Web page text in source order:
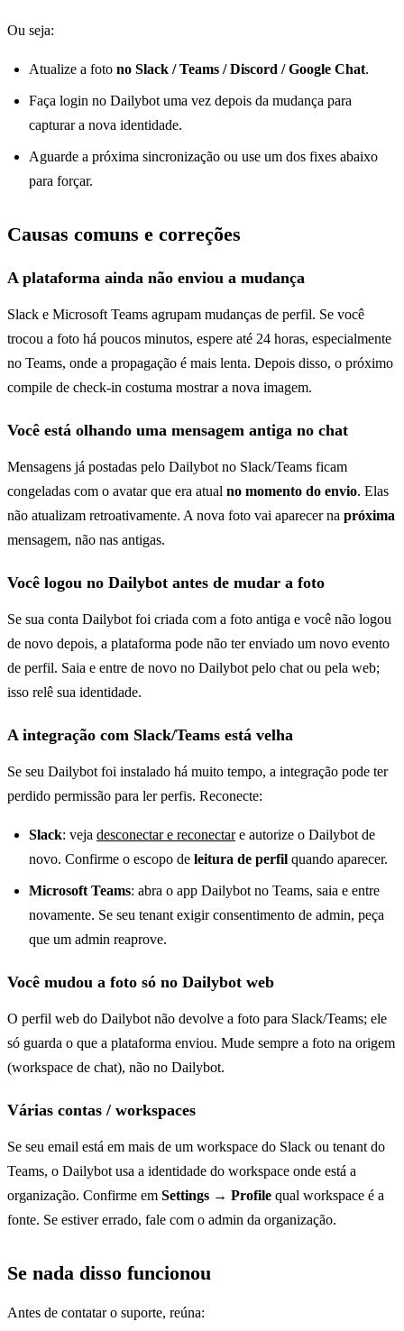
Ou seja:
Atualize a foto no Slack / Teams / Discord / Google Chat.
Faça login no Dailybot uma vez depois da mudança para
capturar a nova identidade.
Aguarde a próxima sincronização ou use um dos fixes abaixo
para forçar.
Causas comuns e correções
A plataforma ainda não enviou a mudança
Slack e Microsoft Teams agrupam mudanças de perfil. Se você
trocou a foto há poucos minutos, espere até 24 horas, especialmente
no Teams, onde a propagação é mais lenta. Depois disso, o próximo
compile de check-in costuma mostrar a nova imagem.
Você está olhando uma mensagem antiga no chat
Mensagens já postadas pelo Dailybot no Slack/Teams ficam
congeladas com o avatar que era atual no momento do envio. Elas
não atualizam retroativamente. A nova foto vai aparecer na próxima
mensagem, não nas antigas.
Você logou no Dailybot antes de mudar a foto
Se sua conta Dailybot foi criada com a foto antiga e você não logou
de novo depois, a plataforma pode não ter enviado um novo evento
de perfil. Saia e entre de novo no Dailybot pelo chat ou pela web;
isso relê sua identidade.
A integração com Slack/Teams está velha
Se seu Dailybot foi instalado há muito tempo, a integração pode ter
perdido permissão para ler perfis. Reconecte:
Slack: veja desconectar e reconectare autorize o Dailybot de
novo. Confirme o escopo de leitura de perfil quando aparecer.
Microsoft Teams: abra o app Dailybot no Teams, saia e entre
novamente. Se seu tenant exigir consentimento de admin, peça
que um admin reaprove.
Você mudou a foto só no Dailybot web
O perfil web do Dailybot não devolve a foto para Slack/Teams; ele
só guarda o que a plataforma enviou. Mude sempre a foto na origem
(workspace de chat), não no Dailybot.
Várias contas / workspaces
Se seu email está em mais de um workspace do Slack ou tenant do
Teams, o Dailybot usa a identidade do workspace onde está a
organização. Confirme em Settings → Profile qual workspace é a
fonte. Se estiver errado, fale com o admin da organização.
Se nada disso funcionou
Antes de contatar o suporte, reúna: